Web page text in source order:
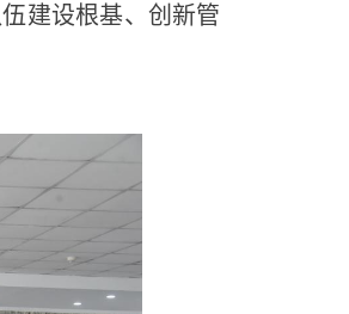
建设根基、创新管